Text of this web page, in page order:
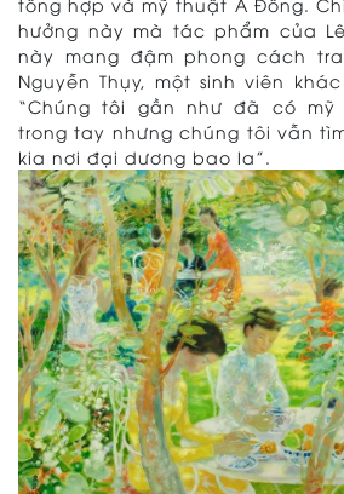
hưởng này mà tác phẩm của
này mang đậm phong cách
Nguyễn Thụy, một sinh viên
“Chúng tôi gần như đã có mỹ
trong tay nhưng chúng tôi vẫn
kia nơi đại dương bao la”.